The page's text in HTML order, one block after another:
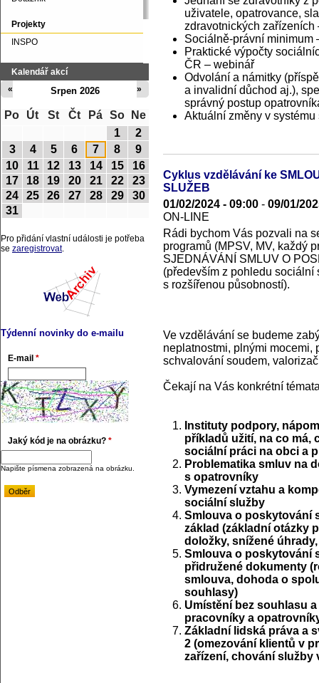
uživatele, opatrovance,
zdravotnických zařízeních
Sociálně-právní minimum
Praktické výpočty
ČR – webinář
Odvolání a námitky
a invalidní důchod aj.),
správný postup
Aktuální změny v
Cyklus vzdělávání ke
SLUŽEB
01/02/2024 - 09:00 - 09/01/
ON-LINE
Rádi bychom Vás pozvali na
programů (MPSV, MV, každý
SJEDNÁVÁNÍ SMLUV O
(především z pohledu sociální
s rozšířenou působností).
Ve vzdělávání se budeme
neplatnostmi, plnými mocemi,
schvalování soudem,
Čekají na Vás konkrétní
Instituty podpory,
příkladů užití, na co má,
sociální práci na obci a
Problematika smluv na
s opatrovníky
Vymezení vztahu a
sociální služby
Smlouva o poskytování
základ (základní otázky
doložky, snížené
Smlouva o poskytování
přidružené dokumenty
smlouva, dohoda o
souhlasy)
Umístění bez souhlasu
pracovníky a
Základní lidská práva a
2 (omezování klientů v
zařízení, chování služby
Projekty
INSPO
Kalendář akcí
Srpen 2026
« »
Po Út St Čt Pá So
Ne
1
2
3
4 5 6 7 8
9
10
11 12 13 14 15
16
17
18 19 20 21 22
23
24
25 26 27 28 29
30
31
Pro přidání vlastní události je potřeba
se zaregistrovat.
Týdenní novinky do e-mailu
E-mail *
Jaký kód je na obrázku? *
Napište písmena zobrazená na obrázku.